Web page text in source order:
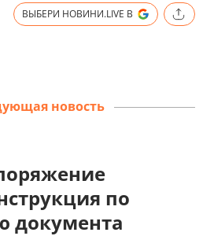
ВЫБЕРИ НОВИНИ.LIVE В
новость
по
документа